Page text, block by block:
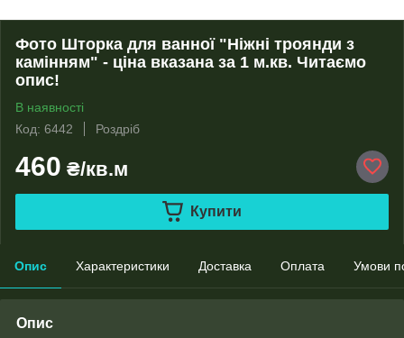
Фото Шторка для ванної "Ніжні троянди з
камінням" - ціна вказана за 1 м.кв. Читаємо
опис!
В наявності
Код: 6442
Роздріб
460 ₴/кв.м
Купити
Опис Характеристики Доставка Оплата Умови
Опис